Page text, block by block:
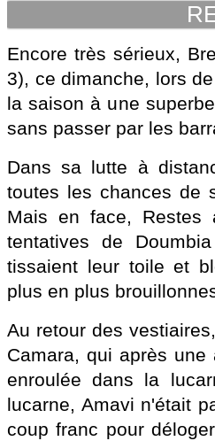
Encore très sérieux,
3), ce dimanche, lors
la saison à une
sans passer par les
Dans sa lutte à
toutes les chances de
Mais en face, Restes
tentatives de
tissaient leur toile et
plus en plus
Au retour des
Camara, qui après
enroulée dans la
lucarne, Amavi n'était
coup franc pour